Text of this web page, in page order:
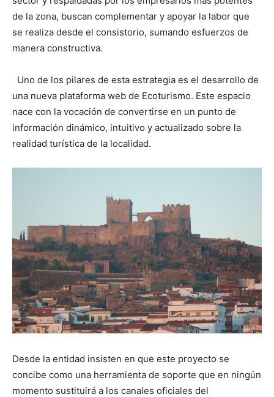
de la zona, buscan complementar y apoyar la labor que
se realiza desde el consistorio, sumando esfuerzos de
manera constructiva.
Uno de los pilares de esta estrategia es el desarrollo de
una nueva plataforma web de Ecoturismo. Este espacio
nace con la vocación de convertirse en un punto de
información dinámico, intuitivo y actualizado sobre la
realidad turística de la localidad.
Desde la entidad insisten en que este proyecto se
concibe como una herramienta de soporte que en ningún
momento sustituirá a los canales oficiales del